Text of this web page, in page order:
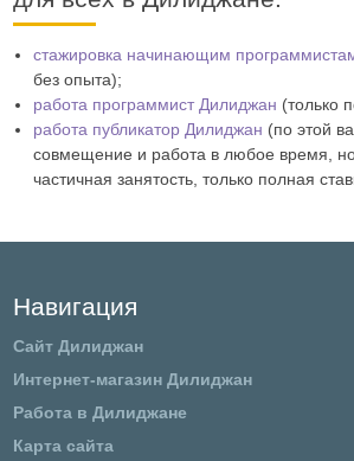
стажировка начинающим
без опыта);
работа программист Дилиджан (только
работа публикатор Дилиджан (по этой
совмещение и работа в любое время,
частичная занятость, только полная
Навигация
Сайт Дилиджан
Интернет-магазин Дилиджан
Работа в Дилиджане
Карта сайта